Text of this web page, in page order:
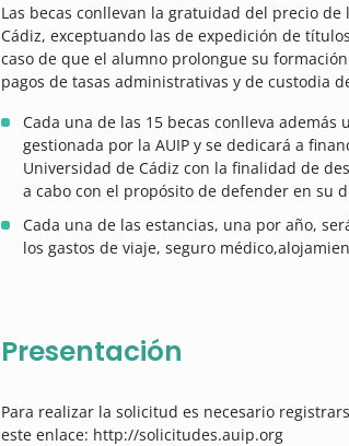
Las becas conllevan la gratuidad del precio
Cádiz, exceptuando las de expedición de
caso de que el alumno prolongue su
pagos de tasas administrativas y de custodia
Cada una de las 15 becas conlleva
gestionada por la AUIP y se dedicará a
Universidad de Cádiz con la finalidad de
a cabo con el propósito de defender en su
Cada una de las estancias, una por año,
los gastos de viaje, seguro
Presentación
Para realizar la solicitud es necesario
este enlace: http://solicitudes.auip.org